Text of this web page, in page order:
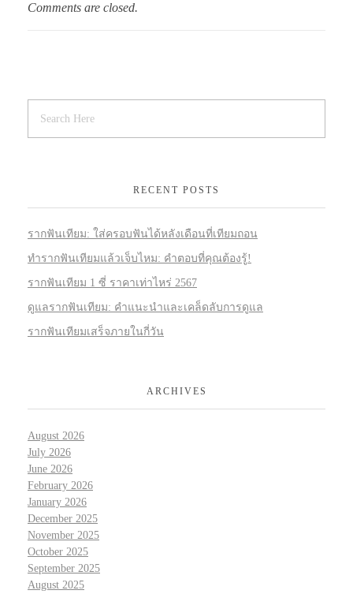
Comments are closed.
RECENT POSTS
รากฟันเทียม: ใส่ครอบฟันได้หลังเดือนที่เทียมถอน
ทำรากฟันเทียมแล้วเจ็บไหม: คำตอบที่คุณต้องรู้!
รากฟันเทียม 1 ซี่ ราคาเท่าไหร่ 2567
ดูแลรากฟันเทียม: คำแนะนำและเคล็ดลับการดูแล
รากฟันเทียมเสร็จภายในกี่วัน
ARCHIVES
August 2026
July 2026
June 2026
February 2026
January 2026
December 2025
November 2025
October 2025
September 2025
August 2025